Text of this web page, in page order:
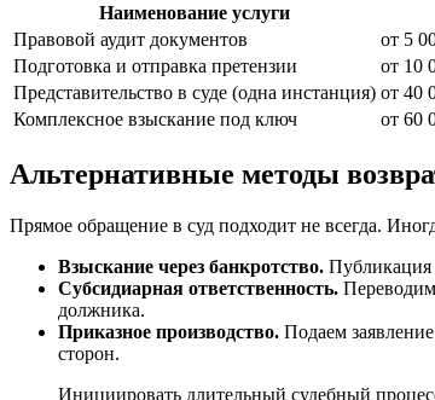
Наименование услуги
Правовой аудит документов
от 5
Подготовка и отправка претензии
от 10
Представительство в суде (одна инстанция) от 40
Комплексное взыскание под ключ
от 60
Альтернативные методы
Прямое обращение в суд подходит не всегда.
Взыскание через банкротство. Публикация
Субсидиарная ответственность.
должника.
Приказное производство. Подаем
сторон.
Инициировать длительный судебный